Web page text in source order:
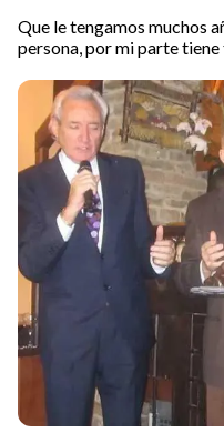
Que le tengamos muchos
persona, por mi parte